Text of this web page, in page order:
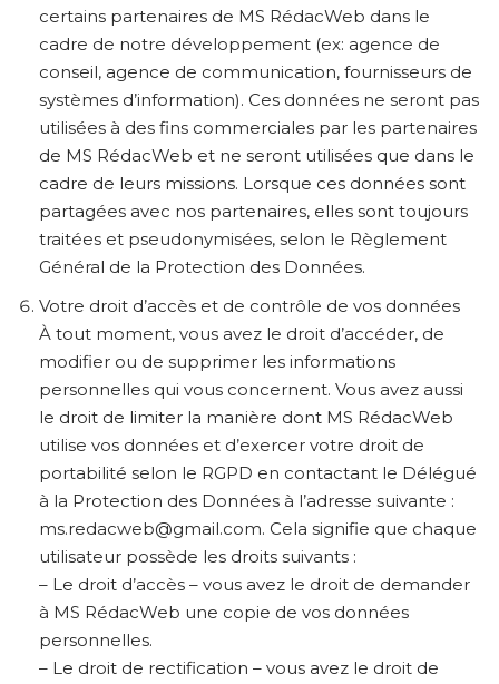
certains partenaires de MS RédacWeb dans le
cadre de notre développement (ex: agence de
conseil, agence de communication, fournisseurs de
systèmes d’information). Ces données ne seront pas
utilisées à des fins commerciales par les partenaires
de MS RédacWeb et ne seront utilisées que dans le
cadre de leurs missions. Lorsque ces données sont
partagées avec nos partenaires, elles sont toujours
traitées et pseudonymisées, selon le Règlement
Général de la Protection des Données.
Votre droit d’accès et de contrôle de vos données
À tout moment, vous avez le droit d’accéder, de
modifier ou de supprimer les informations
personnelles qui vous concernent. Vous avez aussi
le droit de limiter la manière dont MS RédacWeb
utilise vos données et d’exercer votre droit de
portabilité selon le RGPD en contactant le Délégué
à la Protection des Données à l’adresse suivante :
ms.redacweb@gmail.com. Cela signifie que chaque
utilisateur possède les droits suivants :
– Le droit d’accès – vous avez le droit de demander
à MS RédacWeb une copie de vos données
personnelles.
– Le droit de rectification – vous avez le droit de